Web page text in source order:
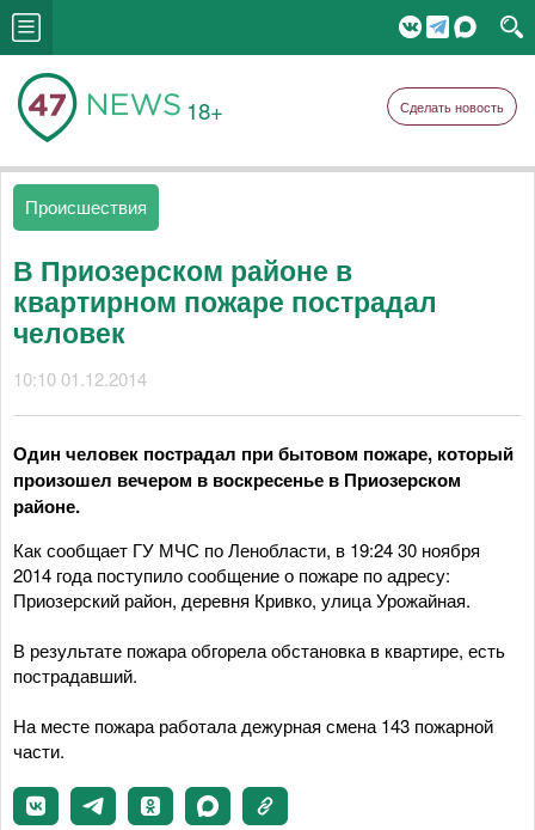
18+ Сделать новость
Происшествия
В Приозерском районе в
квартирном пожаре пострадал
человек
10:10 01.12.2014
Один человек пострадал при бытовом пожаре, который
произошел вечером в воскресенье в Приозерском
районе.
Как сообщает ГУ МЧС по Ленобласти, в 19:24 30 ноября
2014 года поступило сообщение о пожаре по адресу:
Приозерский район, деревня Кривко, улица Урожайная.
В результате пожара обгорела обстановка в квартире, есть
пострадавший.
На месте пожара работала дежурная смена 143 пожарной
части.